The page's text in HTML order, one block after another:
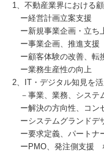
1、不動産業界における
ー経営計画立案支援
ー新規事業企画・立ち
ー事業企画、推進支援
ー顧客体験の改善、転
ー業務生産性の向上
2、IT・デジタル知見を
－事業、業務、システ
ー解決の方向性、コン
ーシステムグランドデ
ー要求定義、パートナ
ーPMO、発注側支援